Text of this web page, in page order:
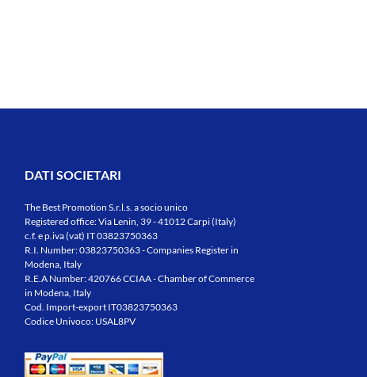
DATI SOCIETARI
The Best Promotion S.r.l.s. a socio unico
Registered office: Via Lenin, 39 - 41012 Carpi (Italy)
c.f. e p.iva (vat) IT 03823750363
R.I. Number: 03823750363 - Companies Register in
Modena, Italy
R.E.A Number: 420766 CCIAA - Chamber of Commerce
in Modena, Italy
Cod. Import-export IT03823750363
Codice Univoco: USAL8PV